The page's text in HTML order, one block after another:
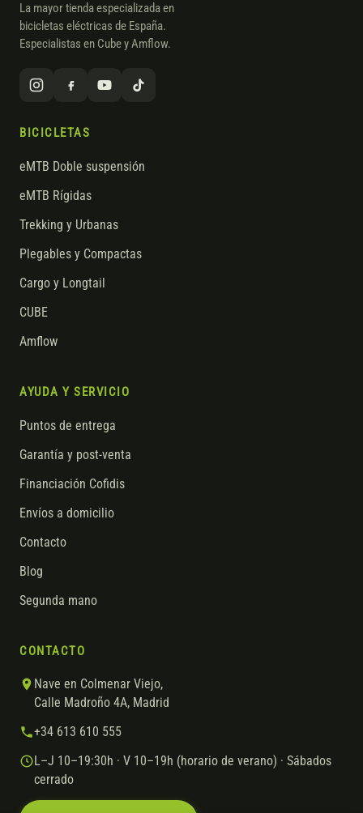
La mayor tienda especializada en
bicicletas eléctricas de España.
Especialistas en Cube y Amflow.
BICICLETAS
eMTB Doble suspensión
eMTB Rígidas
Trekking y Urbanas
Plegables y Compactas
Cargo y Longtail
CUBE
Amflow
AYUDA Y SERVICIO
Puntos de entrega
Garantía y post-venta
Financiación Cofidis
Envíos a domicilio
Contacto
Blog
Segunda mano
CONTACTO
Nave en Colmenar Viejo,
Calle Madroño 4A, Madrid
+34 613 610 555
L–J 10–19:30h · V 10–19h (horario de verano) · Sábados
cerrado